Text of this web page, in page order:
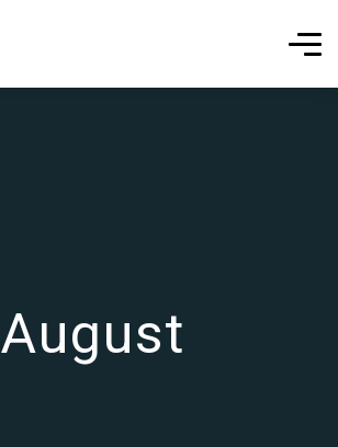
August